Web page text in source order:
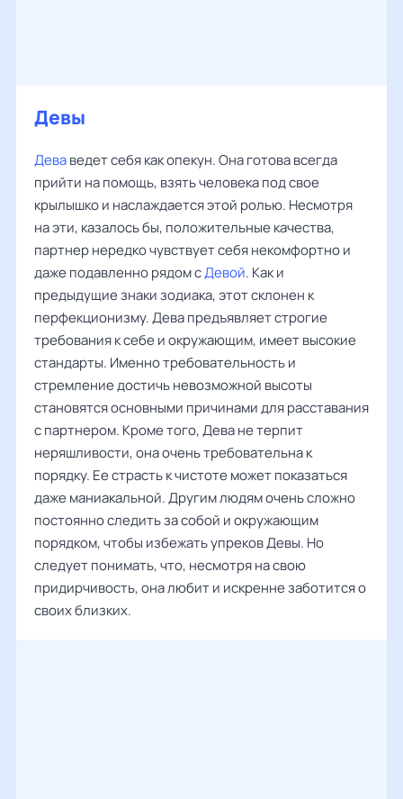
Девы
Деваведет себя как опекун. Она готова всегда
прийти на помощь, взять человека под свое
крылышко и наслаждается этой ролью. Несмотря
на эти, казалось бы, положительные качества,
партнер нередко чувствует себя некомфортно и
даже подавленно рядом сДевой. Как и
предыдущие знаки зодиака, этот склонен к
перфекционизму. Дева предъявляет строгие
требования к себе и окружающим, имеет высокие
стандарты. Именно требовательность и
стремление достичь невозможной высоты
становятся основными причинами для расставания
с партнером. Кроме того, Дева не терпит
неряшливости, она очень требовательна к
порядку. Ее страсть к чистоте может показаться
даже маниакальной. Другим людям очень сложно
постоянно следить за собой и окружающим
порядком, чтобы избежать упреков Девы. Но
следует понимать, что, несмотря на свою
придирчивость, она любит и искренне заботится о
своих близких.